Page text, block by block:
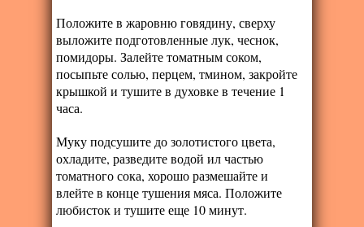
Положите в жаровню говядину, сверху
выложите подготовленные лук, чеснок,
помидоры. Залейте томатным соком,
посыпьте солью, перцем, тмином, закройте
крышкой и тушите в духовке в течение 1
часа.
Муку подсушите до золотистого цвета,
охладите, разведите водой ил частью
томатного сока, хорошо размешайте и
влейте в конце тушения мяса. Положите
любисток и тушите еще 10 минут.